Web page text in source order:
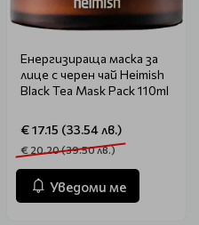
Енергизираща маска за
лице с черен чай Heimish
Black Tea Mask Pack 110ml
€ 17.15 (33.54 лв.)
€ 20.20 (39.50 лв.)
Уведоми ме